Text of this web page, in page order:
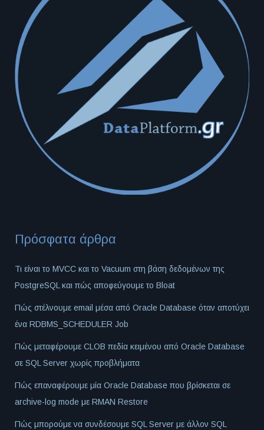
Πρόσφατα άρθρα
Τι είναι το MVCC και το Vacuum στη βάση δεδομένων της
PostgreSQL και πώς αποφεύγουμε το Bloat
Πώς στέλνουμε email μέσα από Oracle Database όταν αποτύχει
ένα RDBMS_SCHEDULER Job
Πώς μεταφέρουμε CLOB πεδία κειμένου από Oracle Database
σε SQL Server χωρίς προβλήματα
Πώς επαναφέρουμε μία Oracle Database που βρίσκεται σε
archive-log mode με RMAN Restore
Πώς μπορούμε να συνδέσουμε SQL Server με άλλον SQL